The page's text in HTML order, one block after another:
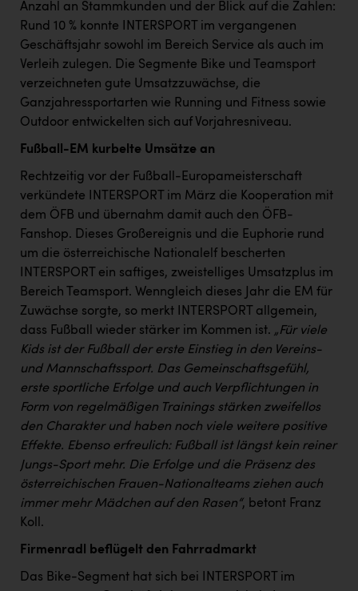
REMAX
RE/MAX Welcome
Resch&Frisch
RUBBLE MASTER
Ruderclub Wels
SCHMACHTL GmbH
Schwingshandl - automation technology gmbh
Seher + Partner
Smurfit Westrock Nettingsdorf
TCL
TGW Logistics
TRAILOMAT & Cycling Austria
VERITAS
Vier Diamanten
Wir besiegen Krebs
Wirtschaftskammer OÖ
ZGONC
ZULuft - Zukunft Luft Austria
Anzahl an Stammkunden und der Blick auf die Zahlen:
Rund 10 % konnte INTERSPORT im vergangenen
Geschäftsjahr sowohl im Bereich Service als auch im
Verleih zulegen. Die Segmente Bike und Teamsport
verzeichneten gute Umsatzzuwächse, die
Ganzjahressportarten wie Running und Fitness sowie
Outdoor entwickelten sich auf Vorjahresniveau.
Fußball-EM kurbelte Umsätze an
Rechtzeitig vor der Fußball-Europameisterschaft
verkündete INTERSPORT im März die Kooperation mit
dem ÖFB und übernahm damit auch den ÖFB-
Fanshop. Dieses Großereignis und die Euphorie rund
um die österreichische Nationalelf bescherten
INTERSPORT ein saftiges, zweistelliges Umsatzplus im
Bereich Teamsport. Wenngleich dieses Jahr die EM für
Zuwächse sorgte, so merkt INTERSPORT allgemein,
dass Fußball wieder stärker im Kommen ist. „Für viele
Kids ist der Fußball der erste Einstieg in den Vereins-
und Mannschaftssport. Das Gemeinschaftsgefühl,
erste sportliche Erfolge und auch Verpflichtungen in
Form von regelmäßigen Trainings stärken zweifellos
den Charakter und haben noch viele weitere positive
Effekte. Ebenso erfreulich: Fußball ist längst kein reiner
Jungs-Sport mehr. Die Erfolge und die Präsenz des
österreichischen Frauen-Nationalteams ziehen auch
immer mehr Mädchen auf den Rasen“, betont Franz
Koll.
Firmenradl beflügelt den Fahrradmarkt
Das Bike-Segment hat sich bei INTERSPORT im